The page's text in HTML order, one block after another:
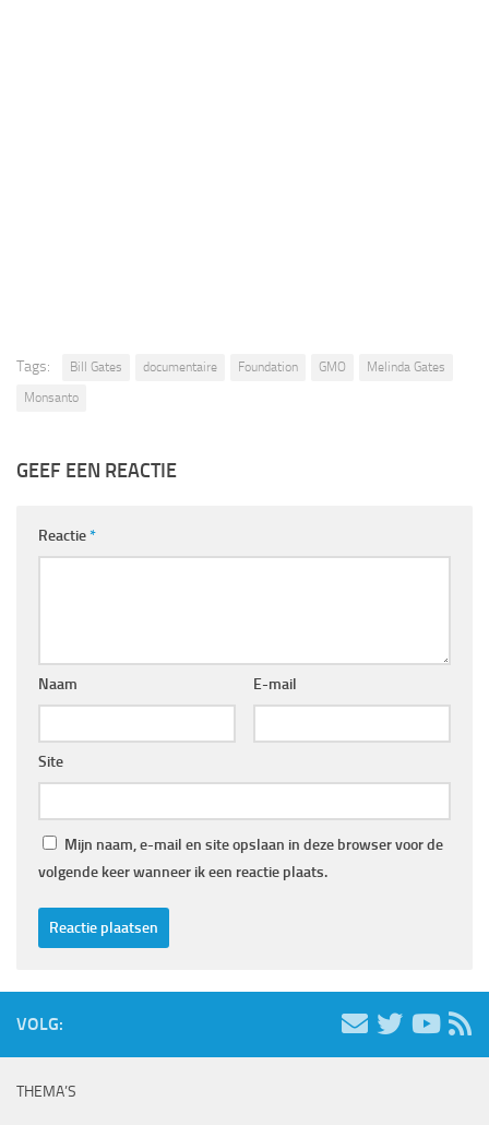
Tags: Bill Gates documentaire Foundation GMO
Melinda Gates
Monsanto
GEEF EEN REACTIE
Reactie*
Naam E-mail
Site
Mijn naam, e-mail en site opslaan in deze browser voor de
volgende keer wanneer ik een reactie plaats.
VOLG:
THEMA’S